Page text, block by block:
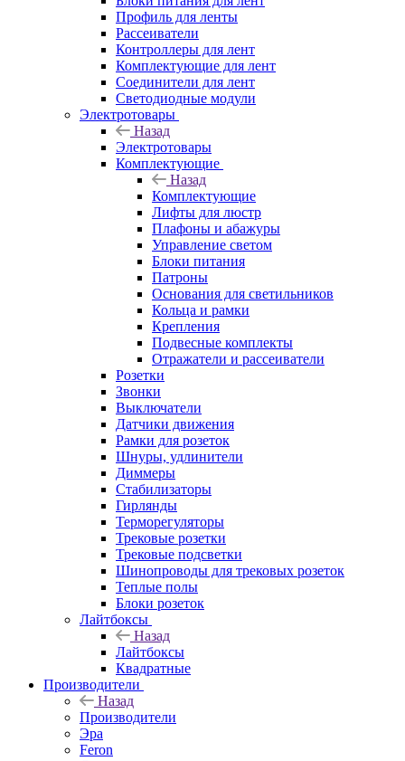
Профиль для ленты
Рассеиватели
Контроллеры для лент
Комплектующие для лент
Соединители для лент
Светодиодные модули
Электротовары
Назад
Электротовары
Комплектующие
Назад
Комплектующие
Лифты для люстр
Плафоны и абажуры
Управление светом
Блоки питания
Патроны
Основания для светильников
Кольца и рамки
Крепления
Подвесные комплекты
Отражатели и рассеиватели
Розетки
Звонки
Выключатели
Датчики движения
Рамки для розеток
Шнуры, удлинители
Диммеры
Стабилизаторы
Гирлянды
Терморегуляторы
Трековые розетки
Трековые подсветки
Шинопроводы для трековых розеток
Теплые полы
Блоки розеток
Лайтбоксы
Назад
Лайтбоксы
Квадратные
Производители
Назад
Производители
Эра
Feron